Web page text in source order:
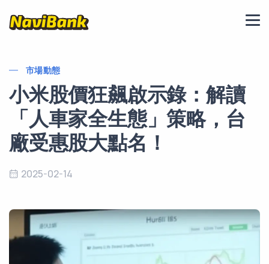
市場動態
小米股價狂飆啟示錄：解讀
「人車家全生態」策略，台
廠受惠股大點名！
2025-02-14